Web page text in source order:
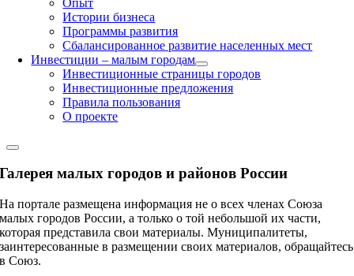
Истории бизнеса
Программы развития
Сбалансированное развитие населенных мест
Инвестиции – малым городам
Инвестиционные страницы городов
Инвестиционные предложения
Правила пользования
О проекте
Галерея малых городов и районов России
На портале размещена информация не о всех членах Союза
малых городов России, а только о той небольшой их части,
которая представила свои материалы. Муниципалитеты,
заинтересованные в размещении своих материалов, обращайтесь
в Союз.